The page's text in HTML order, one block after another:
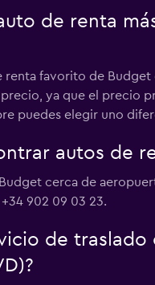
de renta
renta favorito de
ya que el precio
puedes elegir uno
autos de
cerca de
902 09 03 23.
de